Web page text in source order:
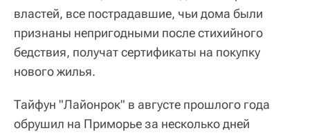
властей, все пострадавшие, чьи дома были
признаны непригодными после стихийного
бедствия, получат сертификаты на покупку
нового жилья.
Тайфун "Лайонрок" в августе прошлого года
обрушил на Приморье за несколько дней